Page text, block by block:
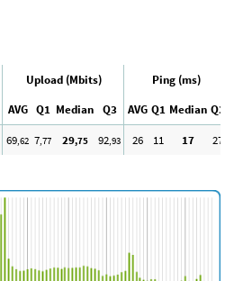
Upload (Mbits)
Ping (ms)
AVG Q1 Median Q3 AVG Q1 Median Q3
69,62 7,77 29,75 92,93 26 11 17 27